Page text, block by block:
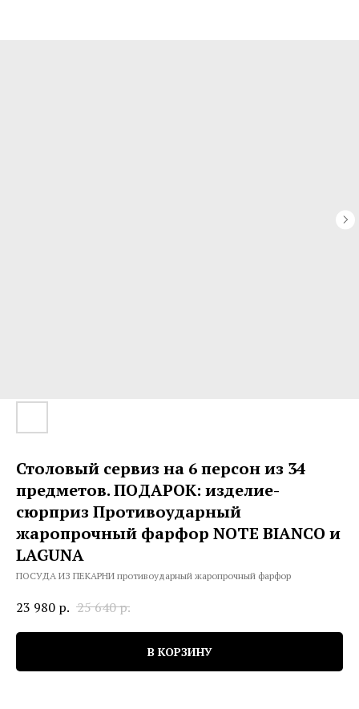
Столовый сервиз на 6 персон из 34
предметов. ПОДАРОК: изделие-
сюрприз Противоударный
жаропрочный фарфор NOTE BIANCO и
LAGUNA
ПОСУДА ИЗ ПЕКАРНИ противоударный жаропрочный фарфор
23 980 р. 25 640р.
В КОРЗИНУ